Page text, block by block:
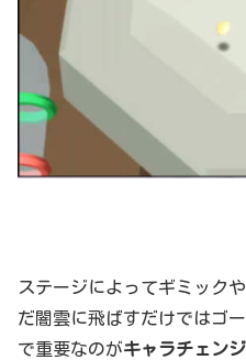
ステージによってギミック
だ闇雲に飛ばすだけではゴ
で重要なのがキャラチェンジ